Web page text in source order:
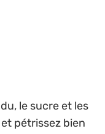
le sucre et les
pétrissez bien